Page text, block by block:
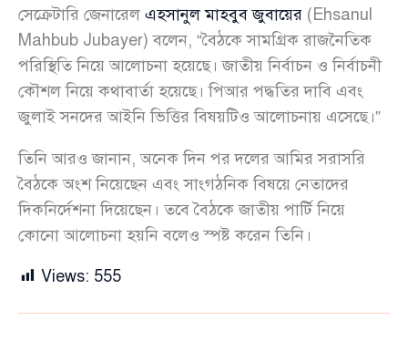
সেক্রেটারি জেনারেল এহসানুল মাহবুব জুবায়ের (Ehsanul
Mahbub Jubayer) বলেন, “বৈঠকে সামগ্রিক রাজনৈতিক
পরিস্থিতি নিয়ে আলোচনা হয়েছে। জাতীয় নির্বাচন ও নির্বাচনী
কৌশল নিয়ে কথাবার্তা হয়েছে। পিআর পদ্ধতির দাবি এবং
জুলাই সনদের আইনি ভিত্তির বিষয়টিও আলোচনায় এসেছে।”
তিনি আরও জানান, অনেক দিন পর দলের আমির সরাসরি
বৈঠকে অংশ নিয়েছেন এবং সাংগঠনিক বিষয়ে নেতাদের
দিকনির্দেশনা দিয়েছেন। তবে বৈঠকে জাতীয় পার্টি নিয়ে
কোনো আলোচনা হয়নি বলেও স্পষ্ট করেন তিনি।
Views: 555